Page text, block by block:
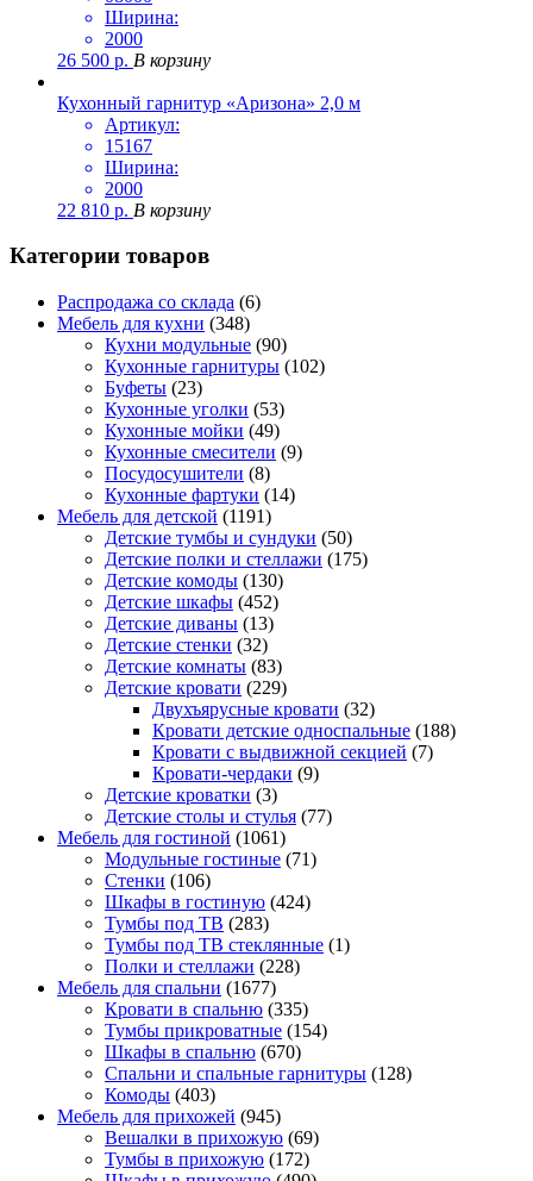
Ширина:
2000
26 500 р. В корзину
Кухонный гарнитур «Аризона» 2,0 м
Артикул:
15167
Ширина:
2000
22 810 р. В корзину
Категории товаров
Распродажа со склада (6)
Мебель для кухни (348)
Кухни модульные (90)
Кухонные гарнитуры (102)
Буфеты (23)
Кухонные уголки (53)
Кухонные мойки (49)
Кухонные смесители (9)
Посудосушители (8)
Кухонные фартуки (14)
Мебель для детской (1191)
Детские тумбы и сундуки (50)
Детские полки и стеллажи (175)
Детские комоды (130)
Детские шкафы (452)
Детские диваны (13)
Детские стенки (32)
Детские комнаты (83)
Детские кровати (229)
Двухъярусные кровати (32)
Кровати детские односпальные (188)
Кровати с выдвижной секцией (7)
Кровати-чердаки (9)
Детские кроватки (3)
Детские столы и стулья (77)
Мебель для гостиной (1061)
Модульные гостиные (71)
Стенки (106)
Шкафы в гостиную (424)
Тумбы под ТВ (283)
Тумбы под ТВ стеклянные (1)
Полки и стеллажи (228)
Мебель для спальни (1677)
Кровати в спальню (335)
Тумбы прикроватные (154)
Шкафы в спальню (670)
Спальни и спальные гарнитуры (128)
Комоды (403)
Мебель для прихожей (945)
Вешалки в прихожую (69)
Тумбы в прихожую (172)